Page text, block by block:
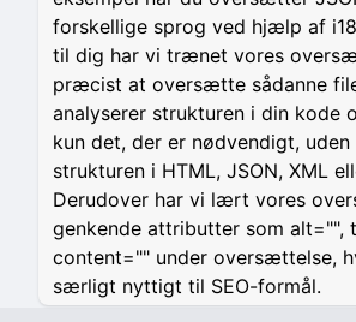
forskellige sprog ved hjælp af
til dig har vi trænet vores
præcist at oversætte sådanne
analyserer strukturen i din kode
kun det, der er nødvendigt,
strukturen i HTML, JSON, XML
Derudover har vi lært vores
genkende attributter som alt="",
content="" under oversættelse,
særligt nyttigt til SEO-formål.